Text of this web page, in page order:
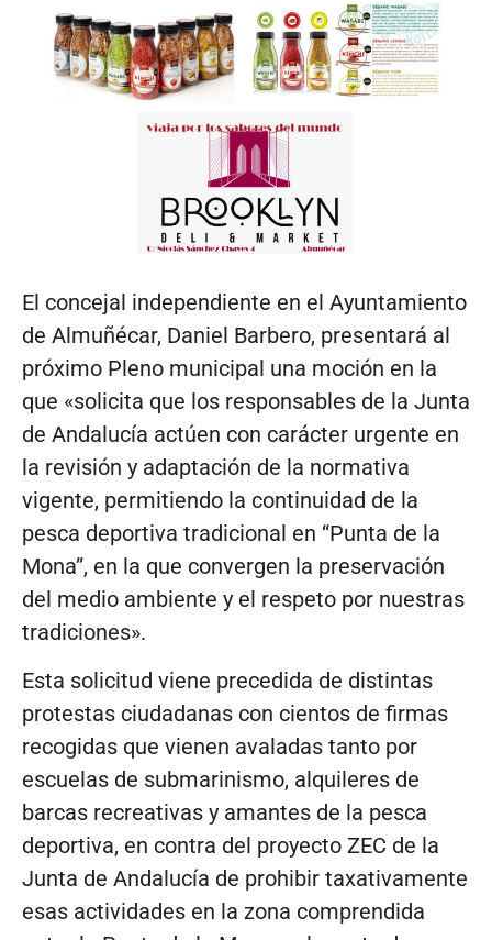
El concejal independiente en el Ayuntamiento
de Almuñécar, Daniel Barbero, presentará al
próximo Pleno municipal una moción en la
que «solicita que los responsables de la Junta
de Andalucía actúen con carácter urgente en
la revisión y adaptación de la normativa
vigente, permitiendo la continuidad de la
pesca deportiva tradicional en “Punta de la
Mona”, en la que convergen la preservación
del medio ambiente y el respeto por nuestras
tradiciones».
Esta solicitud viene precedida de distintas
protestas ciudadanas con cientos de firmas
recogidas que vienen avaladas tanto por
escuelas de submarinismo, alquileres de
barcas recreativas y amantes de la pesca
deportiva, en contra del proyecto ZEC de la
Junta de Andalucía de prohibir taxativamente
esas actividades en la zona comprendida